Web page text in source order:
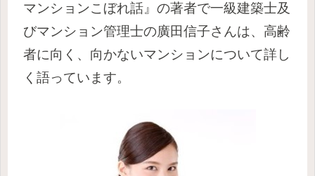
マンションこぼれ話 』の著者で一級建築士及
びマンション管理士の廣田信子さんは、高齢
者に向く、向かないマンションについて詳し
く語っています。